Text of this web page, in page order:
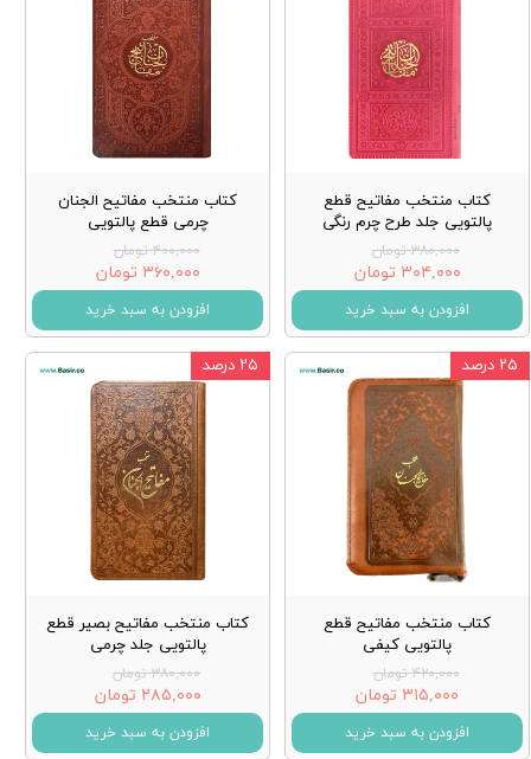
کتاب منتخب مفاتیح قطع
پالتویی جلد طرح چرم رنگی
۳۸۰,۰۰۰ تومان
۳۰۴,۰۰۰ تومان
افزودن به سبد خرید
کتاب منتخب مفاتیح الجنان
چرمی قطع پالتویی
۴۰۰,۰۰۰ تومان
۳۶۰,۰۰۰ تومان
افزودن به سبد خرید
کتاب منتخب مفاتیح قطع
پالتویی کیفی
۴۲۰,۰۰۰ تومان
۳۱۵,۰۰۰ تومان
افزودن به سبد خرید
۲۵ درصد
کتاب منتخب مفاتیح بصیر قطع
پالتویی جلد چرمی
۳۸۰,۰۰۰ تومان
۲۸۵,۰۰۰ تومان
افزودن به سبد خرید
۲۵ درصد